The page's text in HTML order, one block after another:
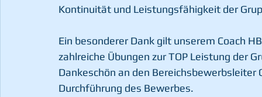
Kontinuität und Leistungsfähigkeit der
Ein besonderer Dank gilt unserem Coach
zahlreiche Übungen zur TOP Leistung der
Dankeschön an den Bereichsbewerbsleiter
Durchführung des Bewerbes.